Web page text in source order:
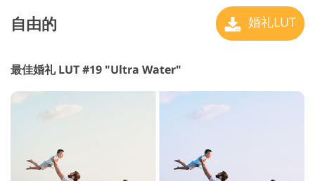
自由的 婚礼LUT
最佳婚礼 LUT #19 "Ultra Water"